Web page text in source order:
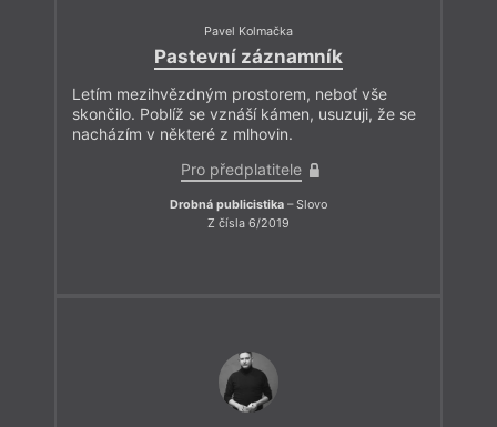
Pavel Kolmačka
Pastevní záznamník
Letím mezihvězdným prostorem, neboť vše
skončilo. Poblíž se vznáší kámen, usuzuji, že se
nacházím v některé z mlhovin.
Pro předplatitele
Drobná publicistika – Slovo
Z čísla 6/2019